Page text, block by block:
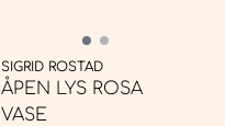
SIGRID ROSTAD
ÅPEN LYS ROSA
VASE